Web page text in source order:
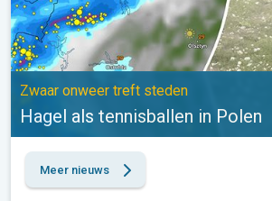
Zwaar onweer treft steden
Hagel als tennisballen in Polen
Meer nieuws